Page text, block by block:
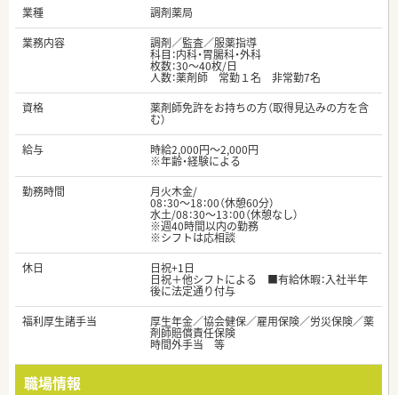
業種
調剤薬局
業務内容
調剤／監査／服薬指導
科目：内科・胃腸科・外科
枚数：30～40枚/日
人数：薬剤師 常勤１名 非常勤7名
資格
薬剤師免許をお持ちの方（取得見込みの方を含
む）
給与
時給2,000円～2,000円
※年齢・経験による
勤務時間
月火木金/
08：30～18：00（休憩60分）
水土/08：30～13：00（休憩なし）
※週40時間以内の勤務
※シフトは応相談
休日
日祝+1日
日祝＋他シフトによる ■有給休暇：入社半年
後に法定通り付与
福利厚生諸手当
厚生年金／協会健保／雇用保険／労災保険／薬
剤師賠償責任保険
時間外手当 等
職場情報